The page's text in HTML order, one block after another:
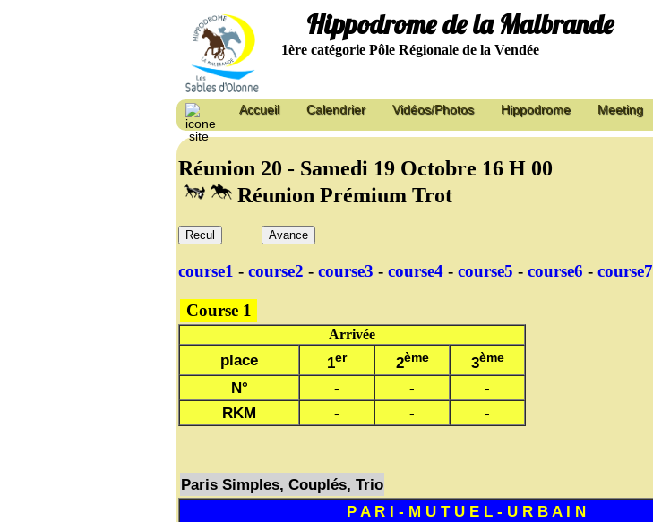
Hippodrome de la Malbrande
1ère catégorie Pôle Régionale de la Vendée
Accueil Calendrier Vidéos/Photos Hippodrome Meeting
Réunion 20 - Samedi 19 Octobre 16 H 00
Réunion Prémium Trot
Recul Avance
course1 - course2 - course3 - course4 - course5 - course6 - course7
Course 1
Arrivée
place 1er 2ème 3ème
N° - -
-
RKM
- - -
Paris Simples, Couplés, Trio
P A R I - M U T U E L - U R B A I N